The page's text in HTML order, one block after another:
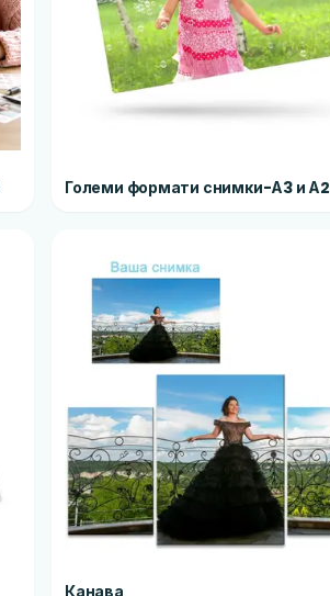
Големи формати снимки-А3 и А2
Канава